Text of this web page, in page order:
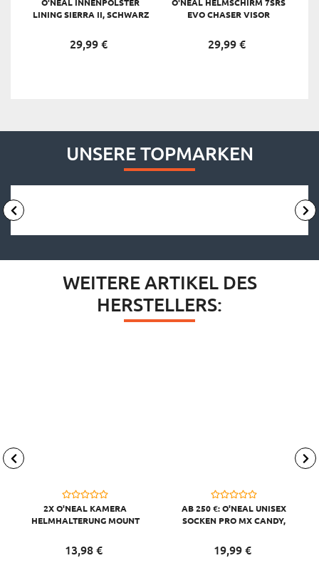
O'NEAL INNENPOLSTER
LINING SIERRA II, SCHWARZ
29,99€
O'NEAL HELMSCHIRM 7SRS
EVO CHASER VISOR
29,99€
UNSERE TOPMARKEN
WEITERE ARTIKEL DES
HERSTELLERS:
2X O'NEAL KAMERA
HELMHALTERUNG MOUNT
SCHWARZ
13,98 €
AB 250 €: O'NEAL UNISEX
SOCKEN PRO MX CANDY,
19,99 €